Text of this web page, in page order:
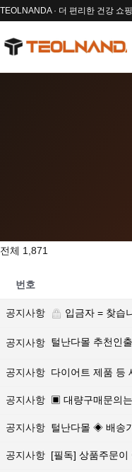
TEOLNANDA · 더 편리한 건강 쇼핑
전체 1,871
번호
공지사항 입금자 = 찾습
공지사항 털난다몰 추천인
공지사항 다이어트 제품 등
공지사항 ▣ 대량구매문의
공지사항 털난다몰 ◈ 배송
공지사항 [필독] 상품주문이